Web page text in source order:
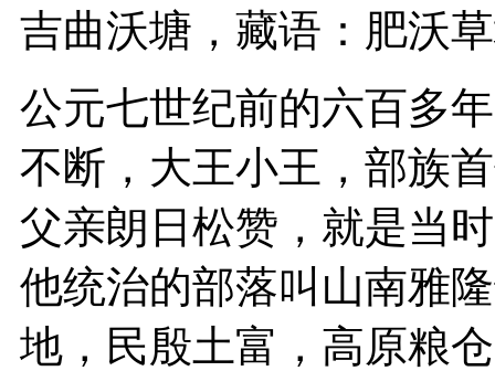
吉曲沃塘，藏语：肥沃
公元七世纪前的六百多
不断，大王小王，部族
父亲朗日松赞，就是当
他统治的部落叫山南雅
地，民殷土富，高原粮